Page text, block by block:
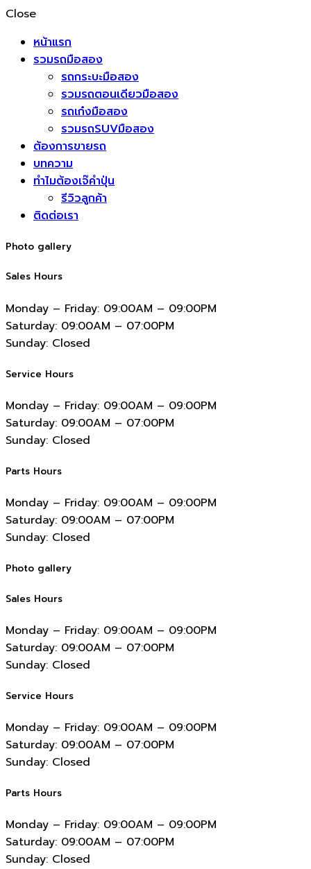
Close
หน้าแรก
รวมรถมือสอง
รถกระบะมือสอง
รวมรถตอนเดียวมือสอง
รถเก๋งมือสอง
รวมรถSUVมือสอง
ต้องการขายรถ
บทความ
ทำไมต้องเจ๊คำปุ่น
รีวิวลูกค้า
ติดต่อเรา
Photo gallery
Sales Hours
Monday – Friday: 09:00AM – 09:00PM
Saturday: 09:00AM – 07:00PM
Sunday: Closed
Service Hours
Monday – Friday: 09:00AM – 09:00PM
Saturday: 09:00AM – 07:00PM
Sunday: Closed
Parts Hours
Monday – Friday: 09:00AM – 09:00PM
Saturday: 09:00AM – 07:00PM
Sunday: Closed
Photo gallery
Sales Hours
Monday – Friday: 09:00AM – 09:00PM
Saturday: 09:00AM – 07:00PM
Sunday: Closed
Service Hours
Monday – Friday: 09:00AM – 09:00PM
Saturday: 09:00AM – 07:00PM
Sunday: Closed
Parts Hours
Monday – Friday: 09:00AM – 09:00PM
Saturday: 09:00AM – 07:00PM
Sunday: Closed